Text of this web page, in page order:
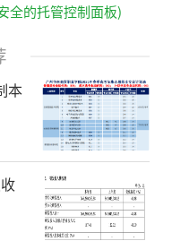
场!
列新品采用了全
高颜值的外观设
全的托管控制面板)
本